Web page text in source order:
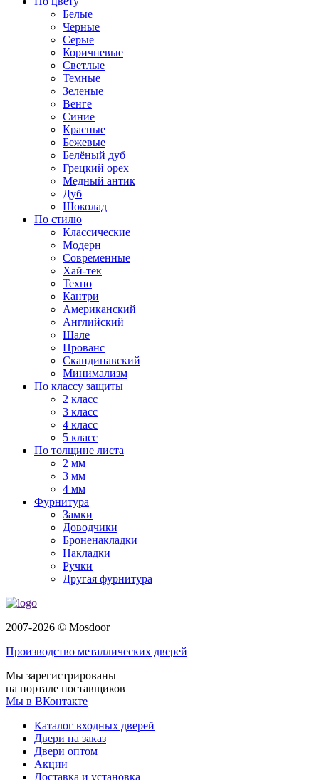
Белые
Черные
Серые
Коричневые
Светлые
Темные
Зеленые
Венге
Синие
Красные
Бежевые
Белёный дуб
Грецкий орех
Медный антик
Дуб
Шоколад
По стилю
Классические
Модерн
Современные
Хай-тек
Техно
Кантри
Американский
Английский
Шале
Прованс
Скандинавский
Минимализм
По классу защиты
2 класс
3 класс
4 класс
5 класс
По толщине листа
2 мм
3 мм
4 мм
Фурнитура
Замки
Доводчики
Броненакладки
Накладки
Ручки
Другая фурнитура
2007-2026 © Mosdoor
Производство металлических дверей
Мы зарегистрированы
на портале поставщиков
Мы в ВКонтакте
Каталог входных дверей
Двери на заказ
Двери оптом
Акции
Доставка и установка